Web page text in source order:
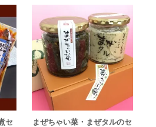
セ
まぜちゃい菜・まぜタルのセ